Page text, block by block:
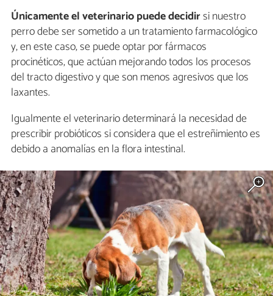
Únicamente el veterinario puede decidirsi nuestro
perro debe ser sometido a un tratamiento farmacológico
y, en este caso, se puede optar por fármacos
procinéticos, que actúan mejorando todos los procesos
del tracto digestivo y que son menos agresivos que los
laxantes.
Igualmente el veterinario determinará la necesidad de
prescribir probióticos si considera que el estreñimiento es
debido a anomalías en la flora intestinal.